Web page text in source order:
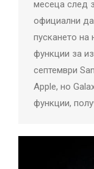
месеца след
официални
пускането на
функции за
септември
Apple, но
функции,